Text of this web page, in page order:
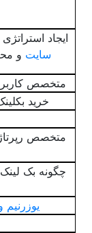
ایجاد
سایت و
متخصص
خرید
متخصص رپرتاژ
چگونه بک
یوزرنیم